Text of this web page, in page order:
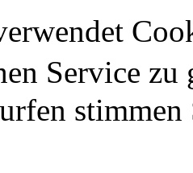
Service zu
stimmen